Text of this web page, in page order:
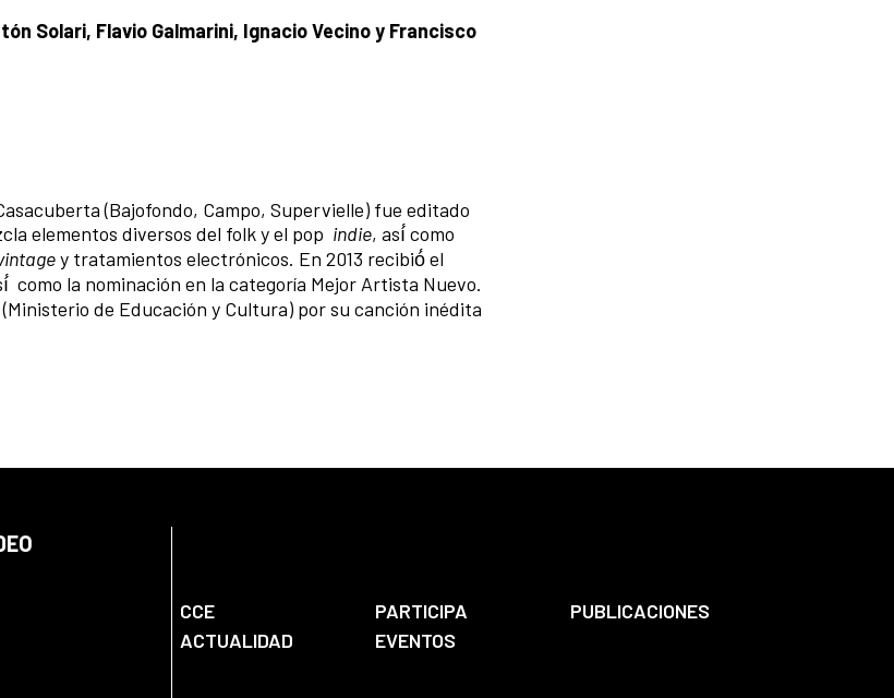
Solari, Flavio Galmarini, Ignacio Vecino y Francisco
(Bajofondo, Campo, Supervielle) fue editado
elementos diversos del folk y el pop indie, así́ como
y tratamientos electrónicos. En 2013 recibió́ el
la nominación en la categoría Mejor Artista Nuevo.
de Educación y Cultura) por su canción inédita
CCE PARTICIPA
PUBLICACIONES
ACTUALIDAD
EVENTOS